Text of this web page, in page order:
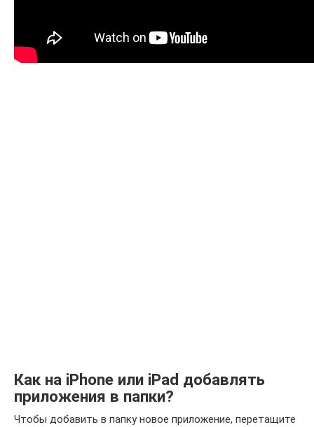
Как на iPhone или iPad добавлять
приложения в папки?
Чтобы добавить в папку новое приложение, перетащите